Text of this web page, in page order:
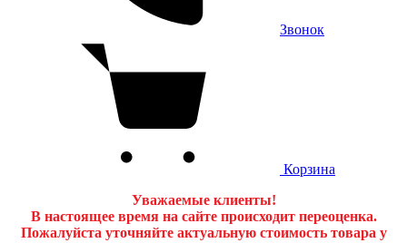
Звонок
Корзина
Уважаемые клиенты!
В настоящее время на сайте происходит переоценка.
Пожалуйста уточняйте актуальную стоимость товара у